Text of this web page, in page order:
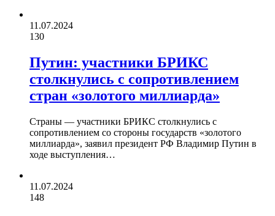
11.07.2024
130
Путин: участники БРИКС
столкнулись с сопротивлением
стран «золотого миллиарда»
Страны — участники БРИКС столкнулись с
сопротивлением со стороны государств «золотого
миллиарда», заявил президент РФ Владимир Путин в
ходе выступления…
11.07.2024
148